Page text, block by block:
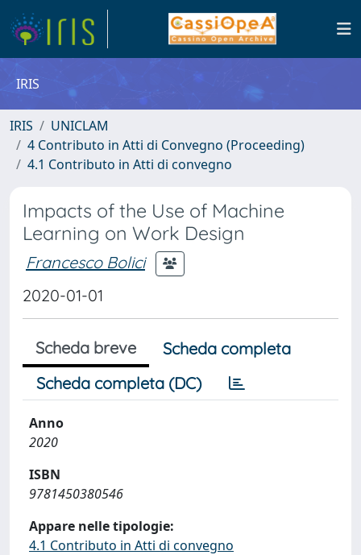
IRIS
IRIS
UNICLAM
4 Contributo in Atti di Convegno (Proceeding)
4.1 Contributo in Atti di convegno
Impacts of the Use of Machine
Learning on Work Design
Francesco Bolici
2020-01-01
Scheda breve
Scheda completa
Scheda completa (DC)
Anno
2020
ISBN
9781450380546
Appare nelle tipologie:
4.1 Contributo in Atti di convegno